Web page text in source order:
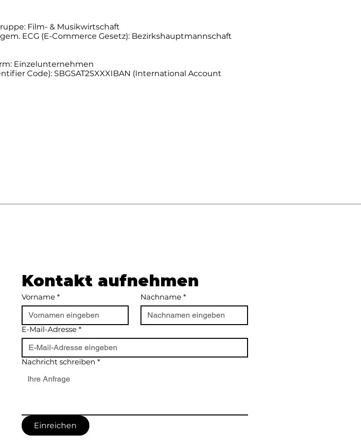
Film- & Musikwirtschaft
ECG (E-Commerce Gesetz): Bezirkshauptmannschaft
Einzelunternehmen
Code): SBGSAT2SXXXIBAN (International Account
Kontakt aufnehmen
Vorname * Nachname *
E-Mail-Adresse *
Nachricht schreiben *
Einreichen